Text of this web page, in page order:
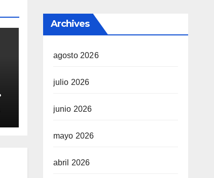
Archives
agosto 2026
julio 2026
junio 2026
mayo 2026
abril 2026